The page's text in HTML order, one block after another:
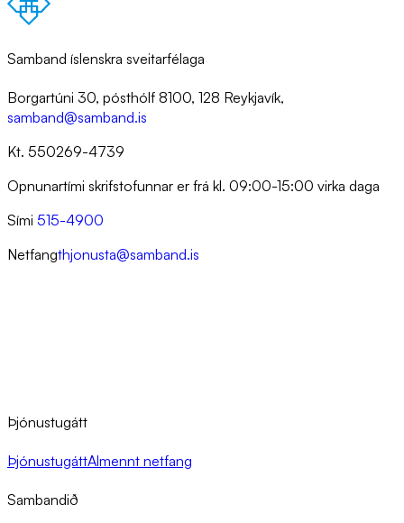
Samband íslenskra sveitarfélaga
Borgartúni 30, pósthólf 8100, 128 Reykjavík,
samband@samband.is
Kt. 550269-4739
Opnunartími skrifstofunnar er frá kl. 09:00-15:00 virka daga
Sími 515-4900
Netfangthjonusta@samband.is
Þjónustugátt
ÞjónustugáttAlmennt netfang
Sambandið